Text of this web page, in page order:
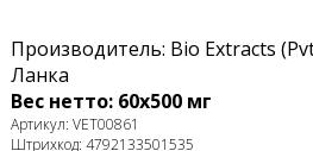
Производитель: Bio Extracts
Ланка
Вес нетто: 60х500 мг
Артикул: VET00861
Штрихкод: 4792133501535